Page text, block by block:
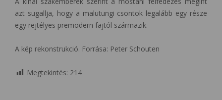
azt sugallja, hogy a malutungi csontok legalább egy része
egy rejtélyes premodern fajtól származik.
A kép rekonstrukció. Forrása: Peter Schouten
Megtekintés: 214